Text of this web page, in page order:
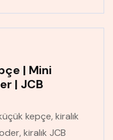
| Mini
| JCB
kepçe, kiralık
kiralık JCB